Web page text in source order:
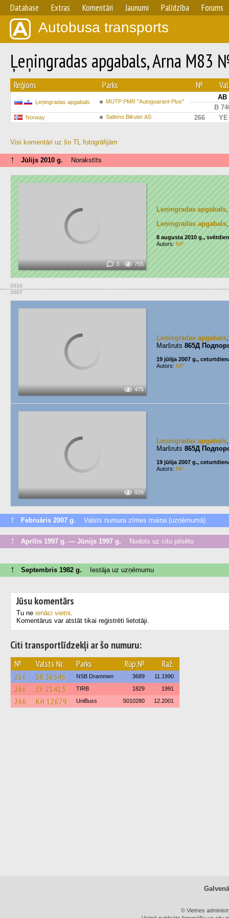
Database Extras Komentāri Jaunumi Palīdzība Forums
Autobusa transports
Ļeņingradas apgabals, Arna
Reģions Parks №
Ļeņingradas apgabals MUTP PMR "Autoguarant-Plus"
АВ
В
Norway Saltens Bilruter AS 266 YE
Visi komentāri uz šo TL fotogrāfijām
↑ Jūlijs 2010 g. Norakstīts
3 755
Ļeņingradas apgabals,
Ļeņingradas apgabals
8 augusta 2010 g.,
Autors: NP
2010
2007
475
Ļeņingradas apgabals
Maršruts 865Д
19 jūlija 2007 g.,
Autors: NP
939
Ļeņingradas apgabals
Maršruts 865Д
19 jūlija 2007 g.,
Autors: NP
↑ Februāris 2007 g. Valsts numura zīmes maiņa (uzņēmumā)
↑ Aprīlis 1997 g. — Jūnijs 1997 g. Nodots uz citu pilsētu
↑ Septembris 1982 g. Iestāja uz uzņēmumu
Jūsu komentārs
Tu ne ienāci vietni.
Komentārus var atstāt tikai reģistrēti lietotāji.
Citi transportlīdzekļi ar šo numuru:
№ Valsts Nr. Parks Rūp.№ Raž.
266 SR 36546 NSB Drammen 3689 11.1990
266 ZF 21413 TIRB 1829 1991
266 KH 12679 UniBuss S010280 12.2001
© Vietnes